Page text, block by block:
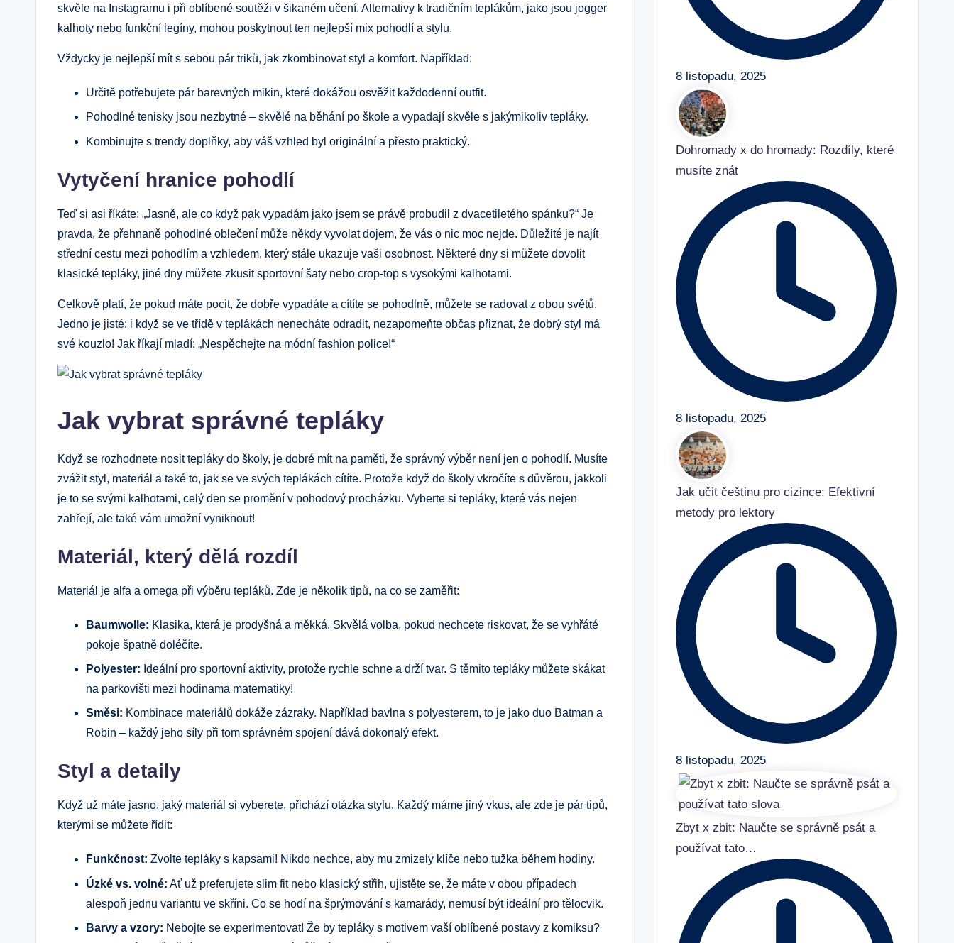
skvěle na Instagramu i při oblíbené soutěži v šikaném učení. Alternativy k tradičním teplákům, jako jsou jogger
kalhoty nebo funkční legíny, mohou poskytnout ten nejlepší mix pohodlí a stylu.
Vždycky je nejlepší mít s sebou pár triků, jak zkombinovat styl a komfort. Například:
Určitě potřebujete pár barevných mikin, které dokážou osvěžit každodenní outfit.
Pohodlné tenisky jsou nezbytné – skvělé na běhání po škole a vypadají skvěle s jakýmikoliv tepláky.
Kombinujte s trendy doplňky, aby váš vzhled byl originální a přesto praktický.
Vytyčení hranice pohodlí
Teď si asi říkáte: „Jasně, ale co když pak vypadám jako jsem se právě probudil z dvacetiletého spánku?“ Je
pravda, že přehnaně pohodlné oblečení může někdy vyvolat dojem, že vás o nic moc nejde. Důležité je najít
střední cestu mezi pohodlím a vzhledem, který stále ukazuje vaši osobnost. Některé dny si můžete dovolit
klasické tepláky, jiné dny můžete zkusit sportovní šaty nebo crop-top s vysokými kalhotami.
Celkově platí, že pokud máte pocit, že dobře vypadáte a cítíte se pohodlně, můžete se radovat z obou světů.
Jedno je jisté: i když se ve třídě v teplákách nenecháte odradit, nezapomeňte občas přiznat, že dobrý styl má
své kouzlo! Jak říkají mladí: „Nespěchejte na módní fashion police!“
Jak vybrat správné tepláky
Když se rozhodnete nosit tepláky do školy, je dobré mít na paměti, že správný výběr není jen o pohodlí. Musíte
zvážit styl, materiál a také to, jak se ve svých teplákách cítíte. Protože když do školy vkročíte s důvěrou, jakkoli
je to se svými kalhotami, celý den se promění v pohodový procházku. Vyberte si tepláky, které vás nejen
zahřejí, ale také vám umožní vyniknout!
Materiál, který dělá rozdíl
Materiál je alfa a omega při výběru tepláků. Zde je několik tipů, na co se zaměřit:
Baumwolle: Klasika, která je prodyšná a měkká. Skvělá volba, pokud nechcete riskovat, že se vyhřáté
pokoje špatně doléčíte.
Polyester: Ideální pro sportovní aktivity, protože rychle schne a drží tvar. S těmito tepláky můžete skákat
na parkovišti mezi hodinama matematiky!
Směsi: Kombinace materiálů dokáže zázraky. Například bavlna s polyesterem, to je jako duo Batman a
Robin – každý jeho síly při tom správném spojení dává dokonalý efekt.
Styl a detaily
Když už máte jasno, jaký materiál si vyberete, přichází otázka stylu. Každý máme jiný vkus, ale zde je pár tipů,
kterými se můžete řídit:
Funkčnost: Zvolte tepláky s kapsami! Nikdo nechce, aby mu zmizely klíče nebo tužka během hodiny.
Úzké vs. volné: Ať už preferujete slim fit nebo klasický střih, ujistěte se, že máte v obou případech
alespoň jednu variantu ve skříni. Co se hodí na šprýmování s kamarády, nemusí být ideální pro tělocvik.
Barvy a vzory: Nebojte se experimentovat! Že by tepláky s motivem vaší oblíbené postavy z komiksu?
8 listopadu, 2025
Dohromady x do hromady: Rozdíly, které
musíte znát
8 listopadu, 2025
Jak učit češtinu pro cizince: Efektivní
metody pro lektory
8 listopadu, 2025
Zbyt x zbit: Naučte se správně psát a
používat tato…